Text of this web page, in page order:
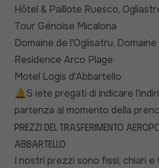
Hôtel & Paillote Ruesco,
Tour Génoise Micalona
Domaine de l'Oglisatru,
Residence Arco Plage
Motel Logis d'Abbartello
🔔S iete pregati di indicare
partenza al momento della
Prezzi del trasferimento
Abbartello
I nostri prezzi sono fissi, chiari e